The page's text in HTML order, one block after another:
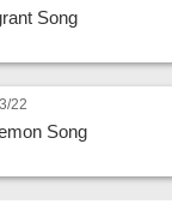
Song
22
Song